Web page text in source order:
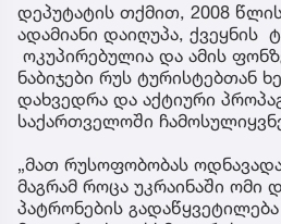
დეპუტატის თქმით, 2008
ადამიანი დაიღუპა, ქვეყნის
ოკუპირებულია და ამის
ნაბიჯები რუს ტურისტებთან
დახვედრა და აქტიური
საქართველოში
„მათ რუსოფობობას
მაგრამ როცა უკრაინაში ომი
პატრონების